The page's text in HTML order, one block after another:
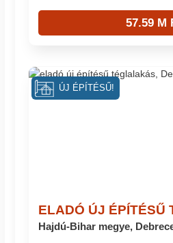
57.59 M
ELADÓ ÚJ ÉPÍTÉSŰ
Hajdú-Bihar megye,
ÚJ ÉPÍTÉSŰ!